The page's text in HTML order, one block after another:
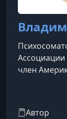
член
Гипноза,
Автор